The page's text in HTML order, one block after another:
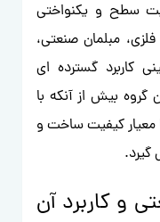
سطح و یکنواختی
مبلمان صنعتی،
کاربرد گسترده ای
گروه بیش از آنکه با
معیار کیفیت ساخت و
گیرد.
و کاربرد آن